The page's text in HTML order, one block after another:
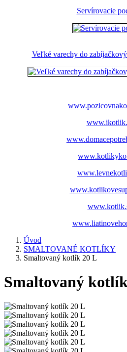
Servírovacie
Veľké varechy do
Úvod
SMALTOVANÉ KOTLÍKY
Smaltovaný kotlík 20 L
Smaltovaný